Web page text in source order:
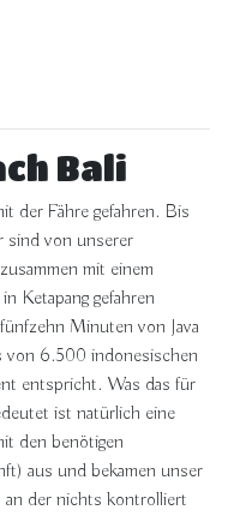
Bali
der Fähre gefahren. Bis
sind von unserer
mit einem
Ketapang gefahren
Minuten von Java
von 6.500 indonesischen
entspricht. Was das für
ist natürlich eine
den benötigen
aus und bekamen unser
der nichts kontrolliert